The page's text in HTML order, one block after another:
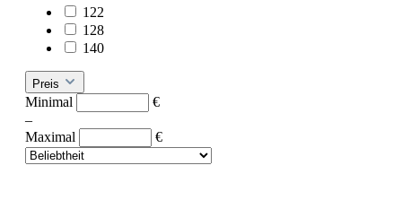
122
128
140
Preis
Minimal
€
–
Maximal
€